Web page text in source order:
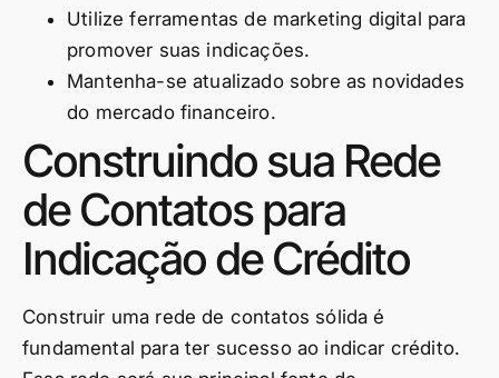
Utilize ferramentas de marketing digital para
promover suas indicações.
Mantenha-se atualizado sobre as novidades
do mercado financeiro.
Construindo sua Rede
de Contatos para
Indicação de Crédito
Construir uma rede de contatos sólida é
fundamental para ter sucesso ao indicar crédito.